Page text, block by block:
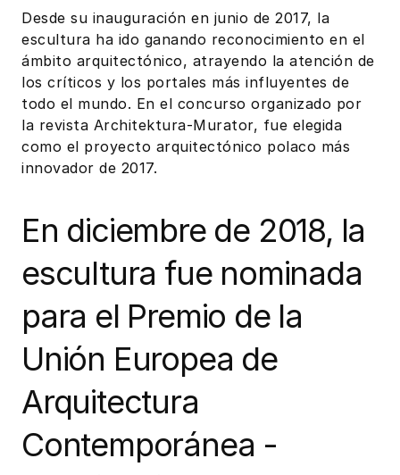
Desde su inauguración en junio de 2017, la
escultura ha ido ganando reconocimiento en el
ámbito arquitectónico, atrayendo la atención de
los críticos y los portales más influyentes de
todo el mundo. En el concurso organizado por
la revista Architektura-Murator, fue elegida
como el proyecto arquitectónico polaco más
innovador de 2017.
En diciembre de 2018, la
escultura fue nominada
para el Premio de la
Unión Europea de
Arquitectura
Contemporánea -